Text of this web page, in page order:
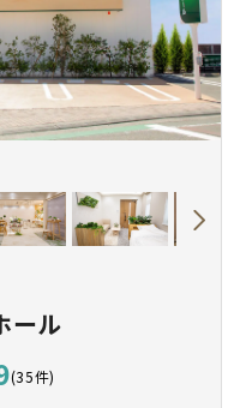
ール
(35件)